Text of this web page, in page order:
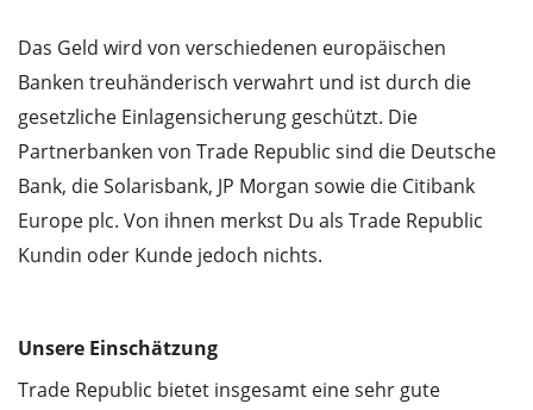
Das Geld wird von verschiedenen europäischen
Banken treuhänderisch verwahrt und ist durch die
gesetzliche Einlagensicherung geschützt. Die
Partnerbanken von Trade Republic sind die Deutsche
Bank, die Solarisbank, JP Morgan sowie die Citibank
Europe plc. Von ihnen merkst Du als Trade Republic
Kundin oder Kunde jedoch nichts.
Unsere Einschätzung
Trade Republic bietet insgesamt eine sehr gute